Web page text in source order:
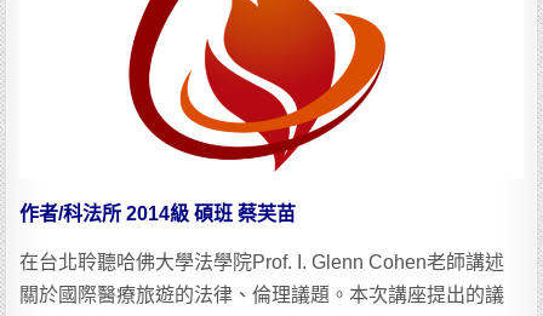
作者/科法所 2014級 碩班 蔡芙苗
在台北聆聽哈佛大學法學院Prof. I. Glenn Cohen老師講述
關於國際醫療旅遊的法律、倫理議題。本次講座提出的議